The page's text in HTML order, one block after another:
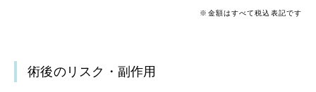
※金額はすべて税込表記です
術後のリスク・副作用